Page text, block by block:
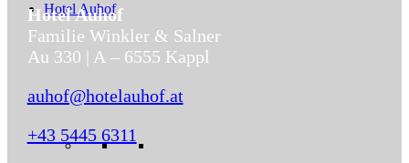
Hotel Auhof
Hotel Auhof
Familie Winkler & Salner
Au 330 | A – 6555 Kappl
auhof@hotelauhof.at
+43 5445 6311